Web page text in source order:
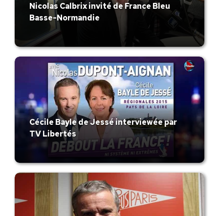
Nicolas Calbrix invité de France Bleu
Basse-Normandie
Cécile Bayle de Jessé interviewée par
TV Libertés